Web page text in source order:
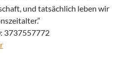
und tatsächlich leben wir
3737557772